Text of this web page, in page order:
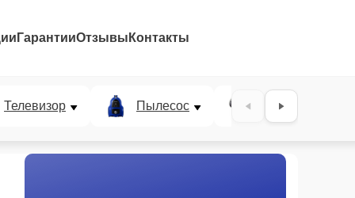
ГарантииОтзывы Контакты
Телевизор Пылесос Проектор